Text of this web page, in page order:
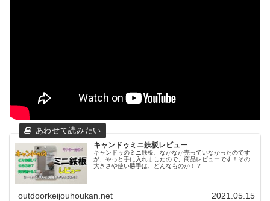
キャンドゥミニ鉄板レビュー
キャンドゥのミニ鉄板、なかなか売っていなかったのです
が、やっと手に入れましたので、商品レビューです！その
大きさや使い勝手は、どんなものか！？
outdoorkeijouhoukan.net 2021.05.15